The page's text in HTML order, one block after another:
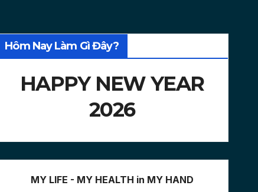
Hôm Nay Làm Gì Đây?
HAPPY NEW YEAR
2026
MY LIFE - MY HEALTH in MY HAND